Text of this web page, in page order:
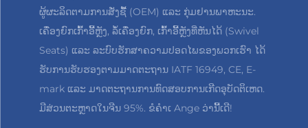
ຜູ້ຜະລິດຕາມການສັ່ງຊື້ (OEM) ແລະ ກຸ່ມຢານພາຫະນະ.
ເຄື່ອງຍົກເກົ້າອີ້ຫຼັງ, ລໍ້ເຄື່ອງຍົກ, ເກົ້າອີ້ຫຼັງທີ່ຫັນໄດ້ (Swivel
Seats) ແລະ ລະບົບຮັກສາຄວາມປອດໄພຂອງພວກເຮົາ ໄດ້
ຮັບການຮັບຮອງຕາມມາດຕະຖານ IATF 16949, CE, E-
mark ແລະ ມາດຕະຖານການທົດສອບການເກີດອຸບັດຕິເຫດ.
ມີສ່ວນຕະຫຼາດໃນຈີນ 95%. ຂໍຄຳເ Ange ວ່ານີ້ເດີ!